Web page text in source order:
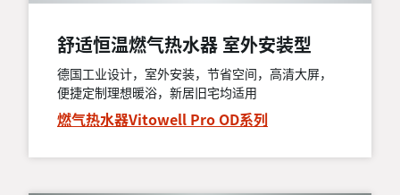
舒适恒温燃气热水器 室外安装型
德国工业设计，室外安装，节省空间，高清大屏，
便捷定制理想暖浴，新居旧宅均适用
燃气热水器Vitowell Pro OD系列